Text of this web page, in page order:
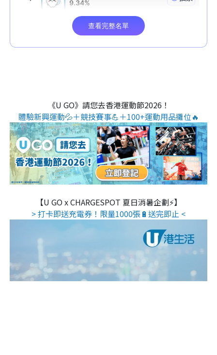
《U GO》請您去香港運動節2026！
體驗新興運動💦＋競技賽事💪＋100+運動用品攤位🔥
【U GO x CHARGESPOT 夏日消暑企劃⚡】
> 打卡即送充電券！限量1000張🔋送完即止 <